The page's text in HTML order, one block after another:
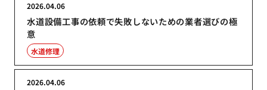
水道設備工事の依頼で失敗しないための業者選びの極
意
2026.04.06
水道修理
2026.04.06